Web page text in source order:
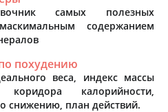
самых полезных
содержанием
похудению
веса, индекс массы
калорийности,
снижению, план действий.